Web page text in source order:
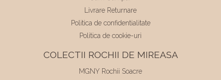
Livrare Returnare
Politica de confidentialitate
Politica de cookie-uri
COLECTII ROCHII DE MIREASA
MGNY Rochii Soacre